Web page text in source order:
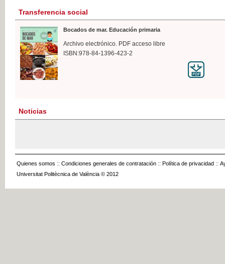
Transferencia social
Bocados de mar. Educación primaria
Archivo electrónico. PDF acceso libre
ISBN:978-84-1396-423-2
Noticias
Quienes somos :: Condiciones generales de contratación :: Política de privacidad ::
Universitat Politècnica de València © 2012